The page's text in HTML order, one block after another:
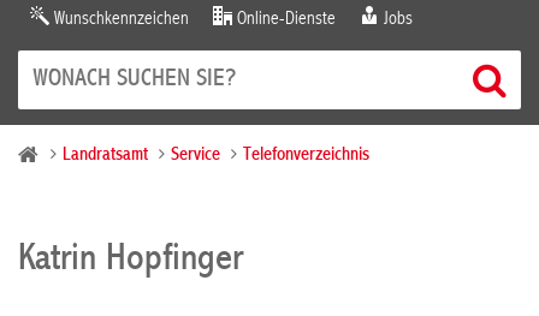
Wunschkennzeichen Online-Dienste Jobs
Landratsamt Service Telefonverzeichnis
Katrin Hopfinger